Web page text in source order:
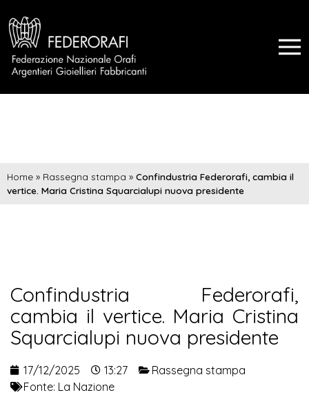
Home » Rassegna stampa » Confindustria Federorafi, cambia il
vertice. Maria Cristina Squarcialupi nuova presidente
Confindustria Federorafi,
cambia il vertice. Maria Cristina
Squarcialupi nuova presidente
17/12/2025 13:27
Rassegna stampa
Fonte: La Nazione